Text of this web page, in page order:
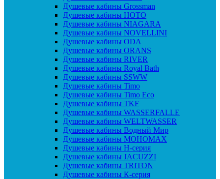
Душевые кабины Grossman
Душевые кабины HOTO
Душевые кабины NIAGARA
Душевые кабины NOVELLINI
Душевые кабины ODA
Душевые кабины ORANS
Душевые кабины RIVER
Душевые кабины Royal Bath
Душевые кабины SSWW
Душевые кабины Timo
Душевые кабины Timo Eco
Душевые кабины TKF
Душевые кабины WASSERFALLE
Душевые кабины WELTWASSER
Душевые кабины Водный Мир
Душевые кабины МОНОМАХ
Душевые кабины H-серия
Душевые кабины JACUZZI
Душевые кабины TRITON
Душевые кабины К-серия